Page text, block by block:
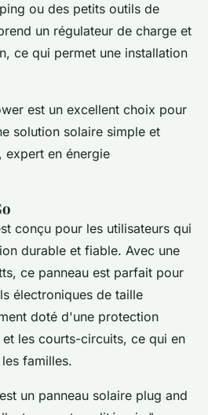
ou des petits outils de
un régulateur de charge et
ce qui permet une installation
est un excellent choix pour
solution solaire simple et
expert en énergie
conçu pour les utilisateurs qui
durable et fiable. Avec une
ce panneau est parfait pour
électroniques de taille
doté d'une protection
les courts-circuits, ce qui en
familles.
un panneau solaire plug and